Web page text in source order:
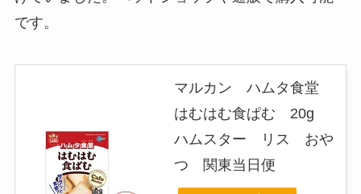
です。
マルカン ハムタ食堂
はむはむ食ぱむ 20g
ハムスター リス おや
つ 関東当日便